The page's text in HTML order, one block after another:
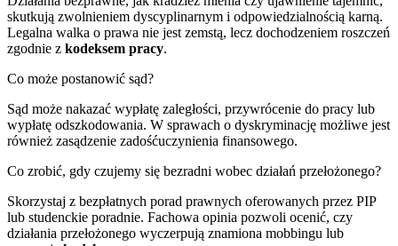
skutkują zwolnieniem dyscyplinarnym i odpowiedzialnością karną.
Legalna walka o prawa nie jest zemstą, lecz dochodzeniem roszczeń
zgodnie z kodeksem pracy.
Co może postanowić sąd?
Sąd może nakazać wypłatę zaległości, przywrócenie do pracy lub
wypłatę odszkodowania. W sprawach o dyskryminację możliwe jest
również zasądzenie zadośćuczynienia finansowego.
Co zrobić, gdy czujemy się bezradni wobec działań przełożonego?
Skorzystaj z bezpłatnych porad prawnych oferowanych przez PIP
lub studenckie poradnie. Fachowa opinia pozwoli ocenić, czy
działania przełożonego wyczerpują znamiona mobbingu lub